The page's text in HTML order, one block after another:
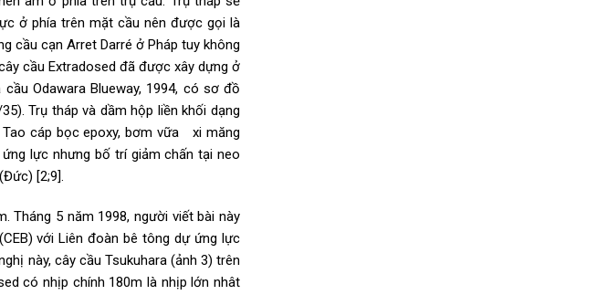
ở phía trên mặt cầu nên được gọi là
cầu cạn Arret Darré ở Pháp tuy không
cầu Extradosed đã được xây dựng ở
Odawara Blueway, 1994, có sơ đồ
Trụ tháp và dầm hộp liền khối dạng
Tao cáp bọc epoxy, bơm vữa xi măng
lực nhưng bố trí giảm chấn tại neo
[2;9].
Tháng 5 năm 1998, người viết bài này
với Liên đoàn bê tông dự ứng lực
này, cây cầu Tsukuhara (ảnh 3) trên
có nhịp chính 180m là nhịp lớn nhât